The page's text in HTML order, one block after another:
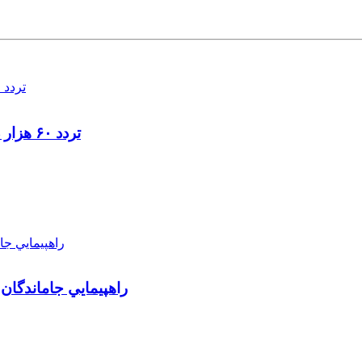
تردد ۶۰ هزار دستگاه ناوگان ترانزیتی از پایانه‌های مرزی آذربایجان ‌غربی
راهپيمايي